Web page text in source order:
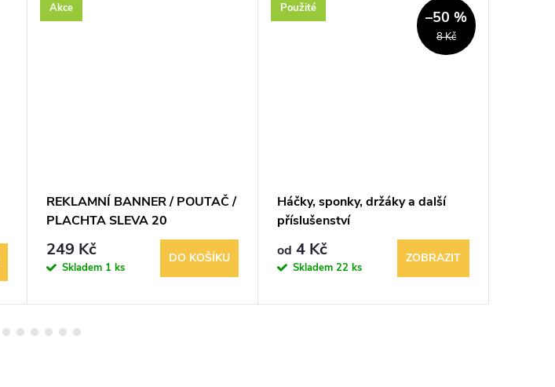
Akce
REKLAMNÍ BANNER / POUTAČ /
PLACHTA SLEVA 20
249 Kč
Skladem 1 ks
DO KOŠÍKU
Použité
8 Kč
–50 %
Háčky, sponky, držáky a další
příslušenství
od 4 Kč
Skladem 22 ks
ZOBRAZIT